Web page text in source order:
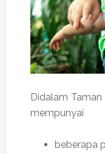
Didalam
mempunyai
beberapa